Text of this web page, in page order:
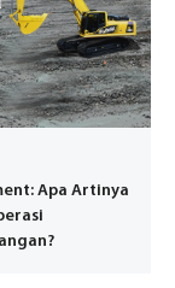
Apa Artinya